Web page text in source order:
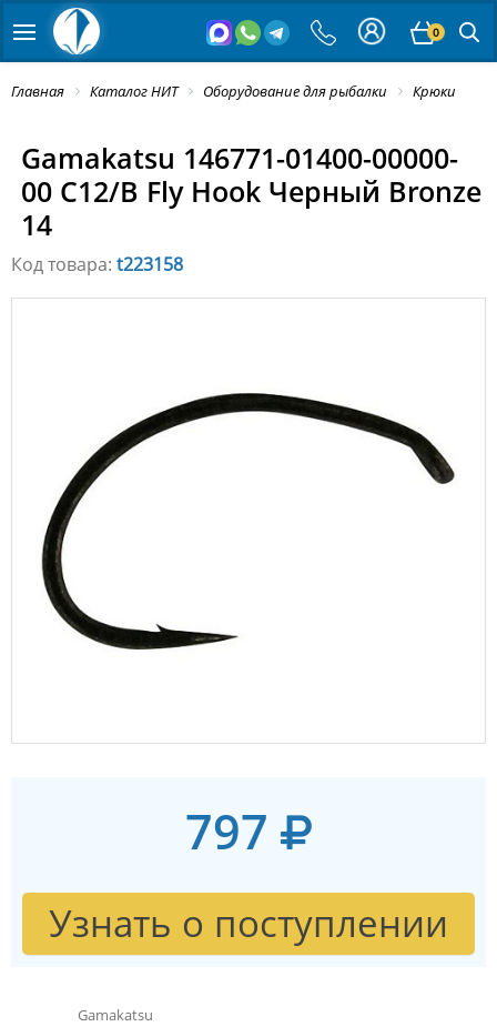
0
Главная Каталог НИТ Оборудование для рыбалки Крюки
Gamakatsu 146771-01400-00000-
00 C12/B Fly Hook Черный Bronze
14
Код товара: t223158
797
Узнать о поступлении
Gamakatsu